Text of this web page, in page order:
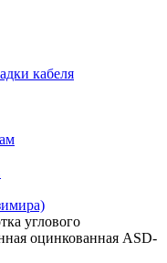
кабеля
углового
оцинкованная ASD-